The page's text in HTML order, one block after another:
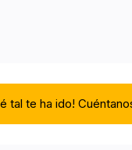
tal te ha ido!